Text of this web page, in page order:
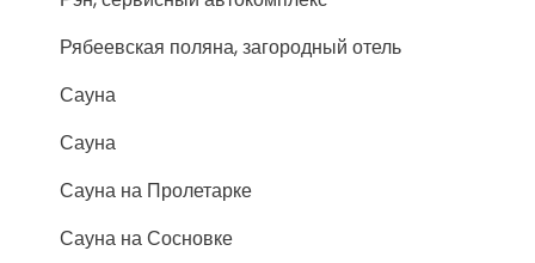
Рябеевская поляна, загородный отель
Сауна
Сауна
Сауна на Пролетарке
Сауна на Сосновке